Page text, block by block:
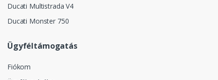
Ducati Multistrada V4
Ducati Monster 750
Ügyféltámogatás
Fiókom